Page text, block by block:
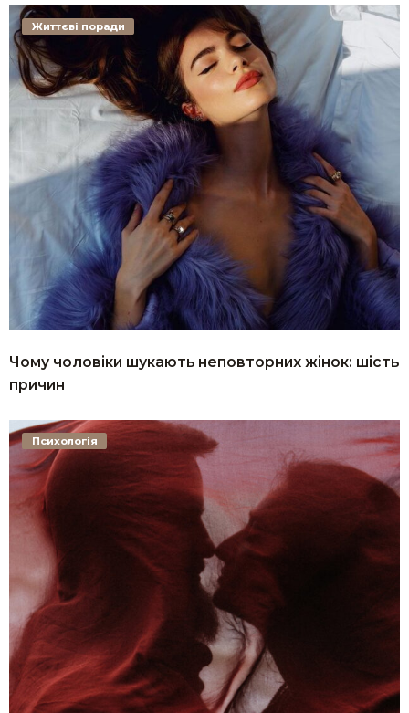
Чому чоловіки шукають неповторних жінок: шість
причин
Життєві поради
Психологія